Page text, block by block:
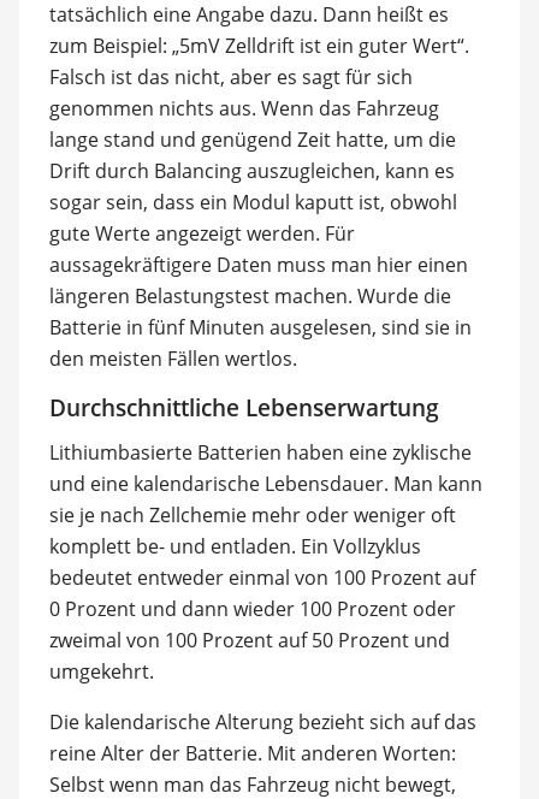
tatsächlich eine Angabe dazu. Dann heißt es
zum Beispiel: „5mV Zelldrift ist ein guter Wert“.
Falsch ist das nicht, aber es sagt für sich
genommen nichts aus. Wenn das Fahrzeug
lange stand und genügend Zeit hatte, um die
Drift durch Balancing auszugleichen, kann es
sogar sein, dass ein Modul kaputt ist, obwohl
gute Werte angezeigt werden. Für
aussagekräftigere Daten muss man hier einen
längeren Belastungstest machen. Wurde die
Batterie in fünf Minuten ausgelesen, sind sie in
den meisten Fällen wertlos.
Durchschnittliche Lebenserwartung
Lithiumbasierte Batterien haben eine zyklische
und eine kalendarische Lebensdauer. Man kann
sie je nach Zellchemie mehr oder weniger oft
komplett be- und entladen. Ein Vollzyklus
bedeutet entweder einmal von 100 Prozent auf
0 Prozent und dann wieder 100 Prozent oder
zweimal von 100 Prozent auf 50 Prozent und
umgekehrt.
Die kalendarische Alterung bezieht sich auf das
reine Alter der Batterie. Mit anderen Worten:
Selbst wenn man das Fahrzeug nicht bewegt,